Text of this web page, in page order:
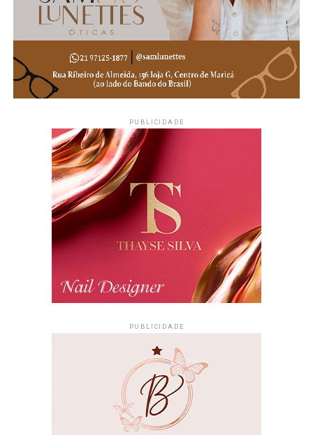
PUBLICIDADE
PUBLICIDADE